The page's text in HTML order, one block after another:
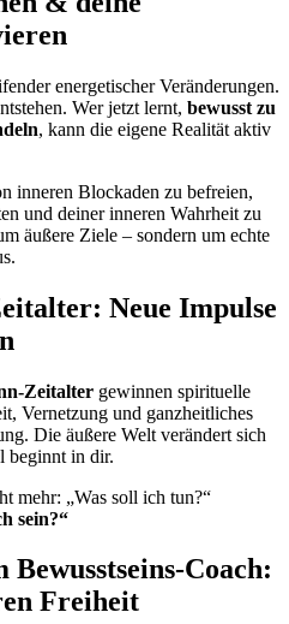
energetischer Veränderungen.
Wer jetzt lernt, bewusst zu
, kann die eigene Realität aktiv
inneren Blockaden zu befreien,
und deiner inneren Wahrheit zu
äußere Ziele – sondern um echte
Neue Impulse
Zeitalter gewinnen spirituelle
Vernetzung und ganzheitliches
Die äußere Welt verändert sich
beginnt in dir.
mehr: „Was soll ich tun?“
sein?“
Coach:
Freiheit